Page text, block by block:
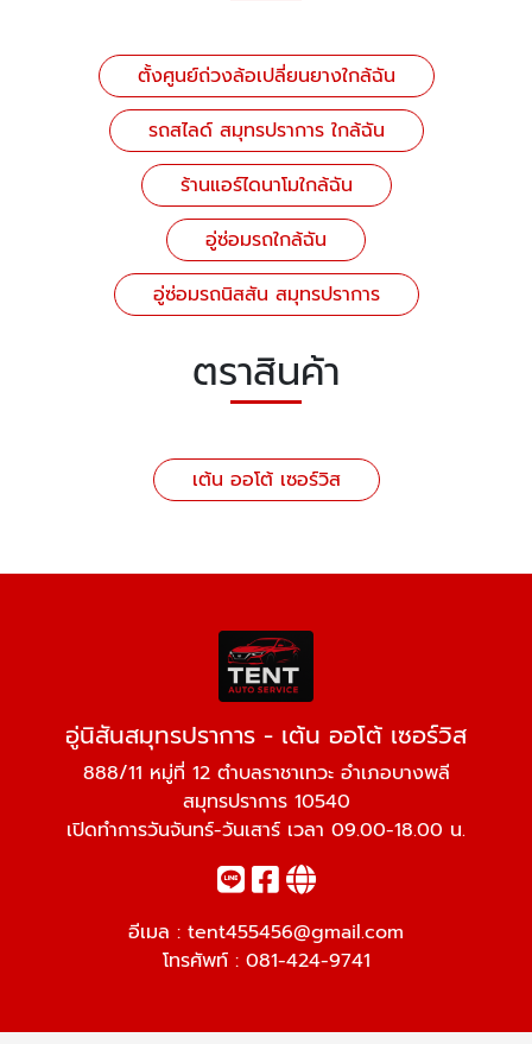
ตั้งศูนย์ถ่วงล้อเปลี่ยนยางใกล้ฉัน
รถสไลด์ สมุทรปราการ ใกล้ฉัน
ร้านแอร์ไดนาโมใกล้ฉัน
อู่ซ่อมรถใกล้ฉัน
อู่ซ่อมรถนิสสัน สมุทรปราการ
ตราสินค้า
เต้น ออโต้ เซอร์วิส
อู่นิสันสมุทรปราการ - เต้น ออโต้ เซอร์วิส
888/11 หมู่ที่ 12 ตำบลราชาเทวะ อำเภอบางพลี
สมุทรปราการ 10540
เปิดทำการวันจันทร์-วันเสาร์ เวลา 09.00-18.00 น.
อีเมล : tent455456@gmail.com
โทรศัพท์ : 081-424-9741